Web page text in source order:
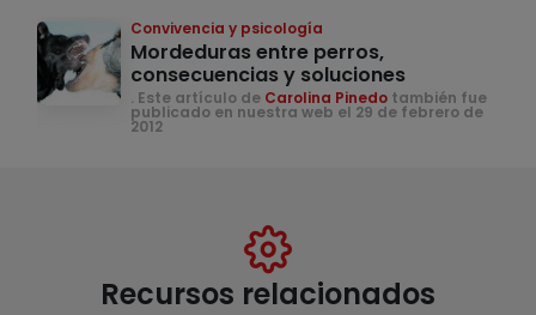
Convivencia y psicología
Mordeduras entre perros,
consecuencias y soluciones
. Este artículo de Carolina Pinedo también fue
publicado en nuestra web el 29 de febrero de
2012
Recursos relacionados